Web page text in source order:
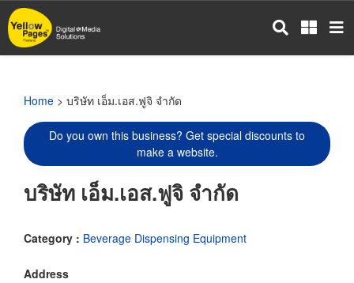
Skip
to
main
Home > บริษัท เอ็ม.เอส.ฟูจิ จำกัด
Do you own this business? Get special discounts to
make a website.
บริษัท เอ็ม.เอส.ฟูจิ จำกัด
Category : Beverage Dispensing Equipment
Address